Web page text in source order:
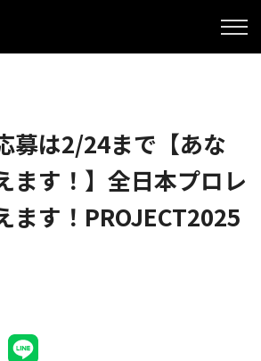
募は2/24まで【あな
ます！】全日本プロレ
す！PROJECT2025